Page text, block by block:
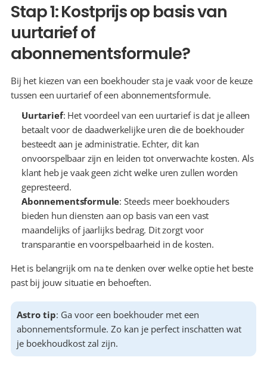
Stap 1: Kostprijs op basis van
uurtarief of
abonnementsformule?
Bij het kiezen van een boekhouder sta je vaak voor de keuze
tussen een uurtarief of een abonnementsformule.
Uurtarief: Het voordeel van een uurtarief is dat je alleen
betaalt voor de daadwerkelijke uren die de boekhouder
besteedt aan je administratie. Echter, dit kan
onvoorspelbaar zijn en leiden tot onverwachte kosten. Als
klant heb je vaak geen zicht welke uren zullen worden
gepresteerd.
Abonnementsformule: Steeds meer boekhouders
bieden hun diensten aan op basis van een vast
maandelijks of jaarlijks bedrag. Dit zorgt voor
transparantie en voorspelbaarheid in de kosten.
Het is belangrijk om na te denken over welke optie het beste
past bij jouw situatie en behoeften.
Astro tip: Ga voor een boekhouder met een
abonnementsformule. Zo kan je perfect inschatten wat
je boekhoudkost zal zijn.